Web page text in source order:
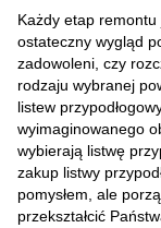
Każdy etap remontu
ostateczny wygląd
zadowoleni, czy
rodzaju wybranej
listew
wyimaginowanego
wybierają listwę
zakup listwy
pomysłem, ale
przekształcić